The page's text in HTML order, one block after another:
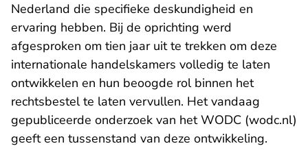
Nederland die specifieke deskundigheid en
ervaring hebben. Bij de oprichting werd
afgesproken om tien jaar uit te trekken om deze
internationale handelskamers volledig te laten
ontwikkelen en hun beoogde rol binnen het
rechtsbestel te laten vervullen. Het vandaag
gepubliceerde onderzoek van het WODC (wodc.nl)
geeft een tussenstand van deze ontwikkeling.